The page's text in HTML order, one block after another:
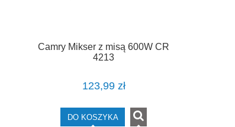
Camry Mikser z misą 600W CR
4213
123,99 zł
DO KOSZYKA